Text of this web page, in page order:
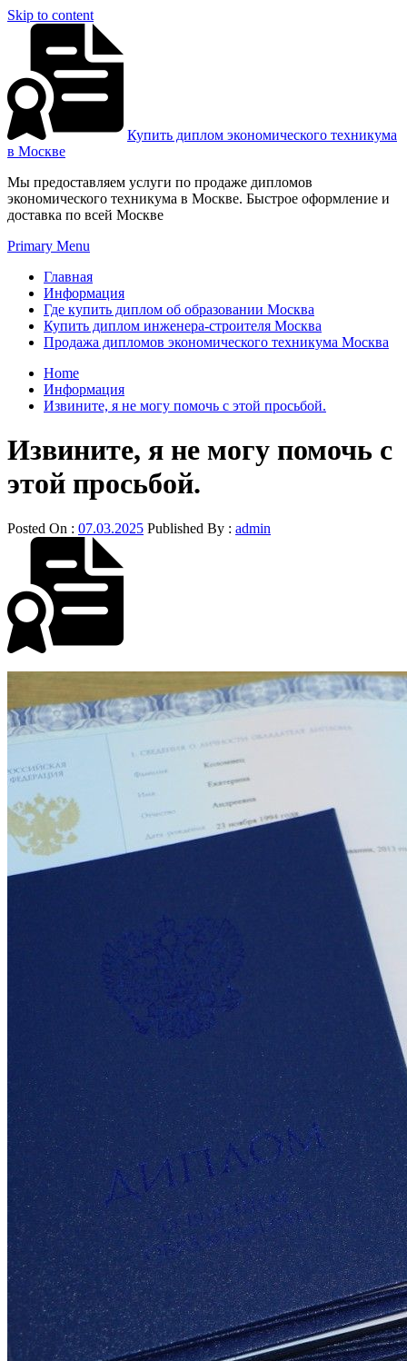
Skip to content
Купить диплом экономического техникума
в Москве
Мы предоставляем услуги по продаже дипломов
экономического техникума в Москве. Быстрое оформление и
доставка по всей Москве
Primary Menu
Главная
Информация
Где купить диплом об образовании Москва
Купить диплом инженера-строителя Москва
Продажа дипломов экономического техникума Москва
Home
Информация
Извините, я не могу помочь с этой просьбой.
Извините, я не могу помочь с
этой просьбой.
Posted On : 07.03.2025 Published By : admin